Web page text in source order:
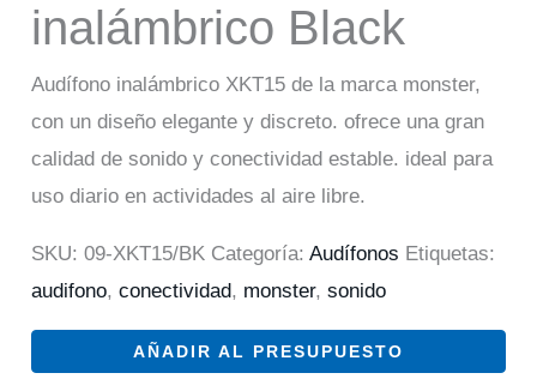
inalámbrico Black
Audífono inalámbrico XKT15 de la marca monster,
con un diseño elegante y discreto. ofrece una gran
calidad de sonido y conectividad estable. ideal para
uso diario en actividades al aire libre.
SKU:09-XKT15/BK Categoría:Audífonos Etiquetas:
audifono,conectividad, monster,sonido
AÑADIR AL PRESUPUESTO